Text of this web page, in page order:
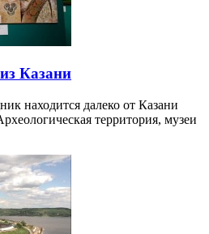
Казани
находится далеко от Казани
территория, музеи